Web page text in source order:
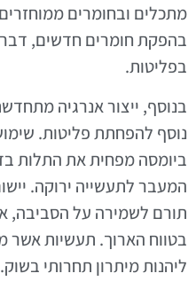
מתכלים ובחומרים
בהפקת חומרים חדשים,
בפליטות.
בנוסף, ייצור אנרגיה
נוסף להפחתת פליטות.
ביומסה מפחית את התלות
המעבר לתעשייה ירוקה.
תורם לשמירה על הסביבה,
בטווח הארוך. תעשיות אשר
ליהנות מיתרון תחרותי בשוק.